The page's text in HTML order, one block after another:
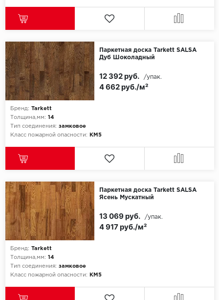
Паркетная доска Tarkett SALSA
Дуб Шоколадный
Бренд: Tarkett
Толщина,мм: 14
Тип соединения: замковое
Класс пожарной опасности:
КМ5
4 662 руб./м²
12 392 руб. /упак.
Паркетная доска Tarkett SALSA
Ясень Мускатный
Бренд: Tarkett
Толщина,мм: 14
Тип соединения: замковое
Класс пожарной опасности:
КМ5
4 917 руб./м²
13 069 руб. /упак.